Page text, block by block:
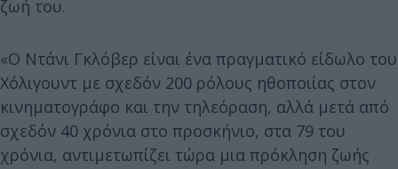
ζωή του.
«Ο Ντάνι Γκλόβερ είναι ένα πραγματικό είδωλο του
Χόλιγουντ με σχεδόν 200 ρόλους ηθοποιίας στον
κινηματογράφο και την τηλεόραση, αλλά μετά από
σχεδόν 40 χρόνια στο προσκήνιο, στα 79 του
χρόνια, αντιμετωπίζει τώρα μια πρόκληση ζωής